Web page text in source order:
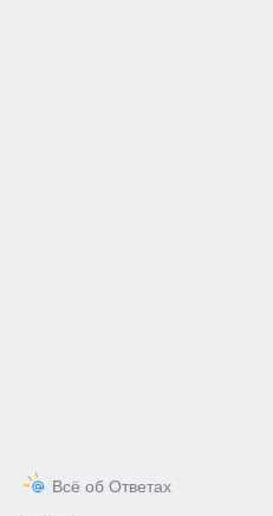
Всё об Ответах